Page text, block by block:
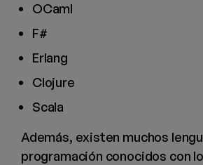
OCaml
F#
Erlang
Clojure
Scala
Además, existen muchos
programación conocidos con